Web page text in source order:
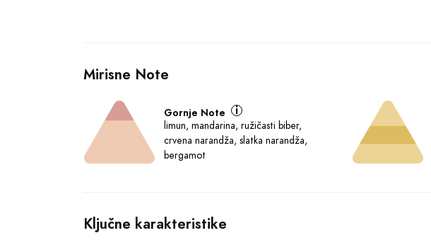
Mirisne Note
Gornje Note
limun, mandarina, ružičasti biber,
crvena narandža, slatka narandža,
bergamot
Ključne karakteristike